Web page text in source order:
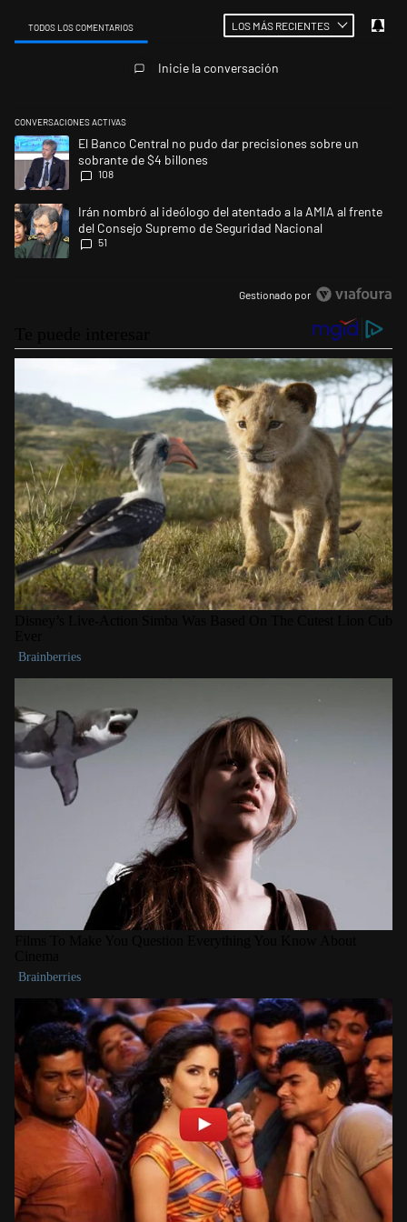
TODOS LOS COMENTARIOS LOS MÁS RECIENTES
Inicie la conversación
CONVERSACIONES ACTIVAS
Este listado muestra los artículos con más comentarios en los últimos
Un artículo de tendencia con el título "El Banco Central no pudo dar
El Banco Central no pudo dar precisiones sobre un
sobrante de $4 billones
108
Un artículo de tendencia con el título "Irán nombró al ideólogo del
Irán nombró al ideólogo del atentado a la AMIA al frente
del Consejo Supremo de Seguridad Nacional
51
Gestionado por